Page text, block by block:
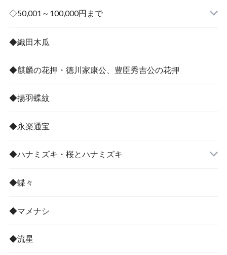
その他
その他
◇50,001～100,000円まで
◆織田木瓜
◆麒麟の花押・徳川家康公、豊臣秀吉公の花押
◆揚羽蝶紋
◆永楽通宝
◆ハナミズキ・桜とハナミズキ
◆蝶々
◆マメナシ
◆流星